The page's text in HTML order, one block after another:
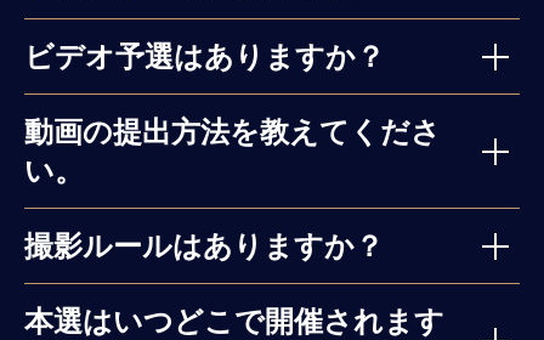
ビデオ予選はありますか？
動画の提出方法を教えてくださ
い。
撮影ルールはありますか？
本選はいつどこで開催されます